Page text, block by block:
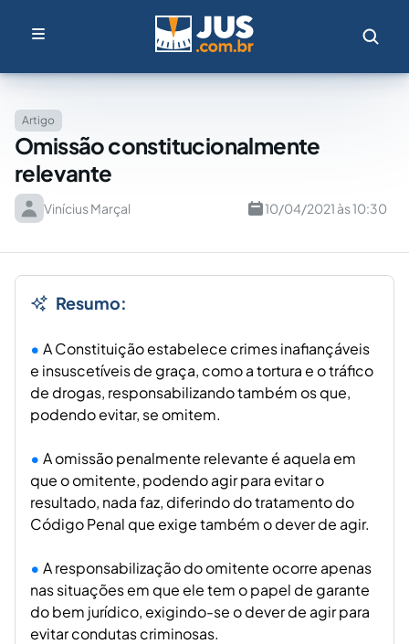
Artigo
Omissão constitucionalmente
relevante
Vinícius Marçal 10/04/2021 às 10:30
Resumo:
A Constituição estabelece crimes inafiançáveis
e insuscetíveis de graça, como a tortura e o tráfico
de drogas, responsabilizando também os que,
podendo evitar, se omitem.
A omissão penalmente relevante é aquela em
que o omitente, podendo agir para evitar o
resultado, nada faz, diferindo do tratamento do
Código Penal que exige também o dever de agir.
A responsabilização do omitente ocorre apenas
nas situações em que ele tem o papel de garante
do bem jurídico, exigindo-se o dever de agir para
evitar condutas criminosas.